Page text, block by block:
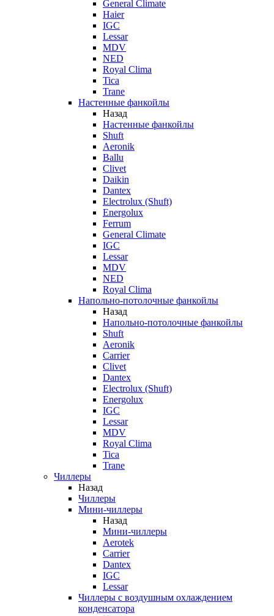
General Climate
Haier
IGC
Lessar
MDV
NED
Royal Clima
Tica
Trane
Настенные фанкойлы
Назад
Настенные фанкойлы
Shuft
Aeronik
Ballu
Clivet
Daikin
Dantex
Electrolux (Shuft)
Energolux
Ferrum
General Climate
IGC
Lessar
MDV
NED
Royal Clima
Напольно-потолочные фанкойлы
Назад
Напольно-потолочные фанкойлы
Shuft
Aeronik
Carrier
Clivet
Dantex
Electrolux (Shuft)
Energolux
IGC
Lessar
MDV
Royal Clima
Tica
Trane
Чиллеры
Назад
Чиллеры
Мини-чиллеры
Назад
Мини-чиллеры
Aerotek
Carrier
Dantex
IGC
Lessar
Чиллеры с воздушным охлаждением
конденсатора